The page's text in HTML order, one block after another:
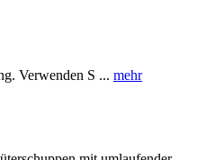
Verwenden S ... mehr